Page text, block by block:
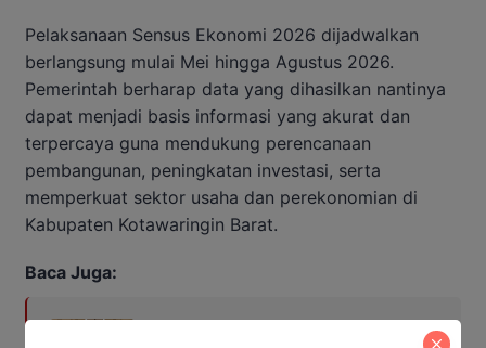
Pelaksanaan Sensus Ekonomi 2026 dijadwalkan
berlangsung mulai Mei hingga Agustus 2026.
Pemerintah berharap data yang dihasilkan nantinya
dapat menjadi basis informasi yang akurat dan
terpercaya guna mendukung perencanaan
pembangunan, peningkatan investasi, serta
memperkuat sektor usaha dan perekonomian di
Kabupaten Kotawaringin Barat.
Baca Juga: